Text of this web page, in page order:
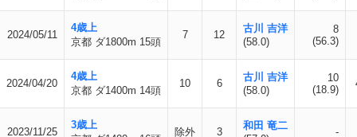
2024/05/11
4歳上
京都 ダ1800m 15頭
7 12
古川 吉洋
(58.0)
8
(56.3)
2024/04/20
4歳上
京都 ダ1400m 14頭
10 6
古川 吉洋
(58.0)
10
(18.9)
2023/11/25
3歳上
除外 3
和田 竜二
-